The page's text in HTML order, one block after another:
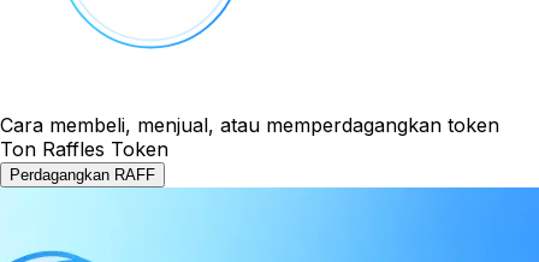
Cara membeli, menjual, atau memperdagangkan token
Ton Raffles Token
Perdagangkan RAFF